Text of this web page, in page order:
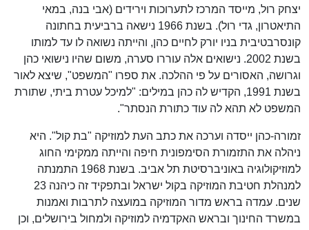
יצחק רול, מייסד המרכז לתערוכות וירידים (אבי בנה, במאי
התיאטרון, גדי רול). בשנת 1966 נישאה ברביעית בחתונה
קונסרבטיבית בניו יורק לחיים כהן, והייתה נשואה לו עד למותו
בשנת 2002. נישואים אלה עוררו סערה, משום שהיו נישואי כהן
וגרושה, האסורים על פי ההלכה. את ספרו "המשפט", שיצא לאור
בשנת 1991, הקדיש לה כהן במילים: "למיכל עטרת ביתי, שתורת
המשפט לא תהא לה עוד כתורת הנסתר".
זמורה-כהן ייסדה וערכה את כתב העת למוזיקה "בת קול". היא
ניהלה את התזמורת הסימפונית חיפה והייתה ממקימי החוג
למוזיקולוגיה באוניברסיטת תל אביב. בשנת 1968 התמנתה
למנהלת חטיבת המוזיקה בקול ישראל ובתפקיד זה כיהנה 23
שנים. עמדה בראש מדור המוזיקה במועצה לתרבות ואמנות
במשרד החינוך ובראש האקדמיה למוזיקה ולמחול בירושלים, וכן